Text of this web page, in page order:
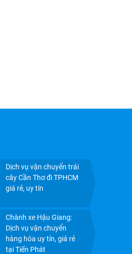
VỤ VẬN CHUYỂN
TIẾN PHÁT
Dịch vụ vận chuyển trái
cây Cần Thơ đi TPHCM
giá rẻ, uy tín
Chành xe Hậu Giang:
Dịch vụ vận chuyển
hàng hóa uy tín, giá rẻ
tại Tiến Phát